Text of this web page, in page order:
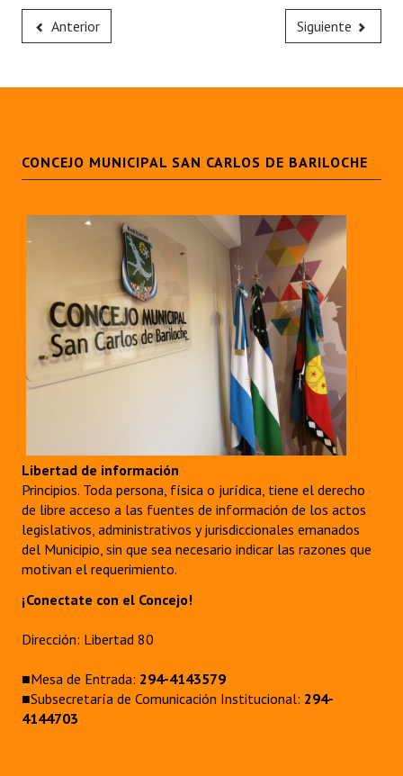
Anterior Siguiente
CONCEJO MUNICIPAL SAN CARLOS DE BARILOCHE
Libertad de información
Principios. Toda persona, física o jurídica, tiene el derecho
de libre acceso a las fuentes de información de los actos
legislativos, administrativos y jurisdiccionales emanados
del Municipio, sin que sea necesario indicar las razones que
motivan el requerimiento.
¡Conectate con el Concejo!
Dirección: Libertad 80
■Mesa de Entrada: 294-4143579
■Subsecretaría de Comunicación Institucional: 294-
4144703